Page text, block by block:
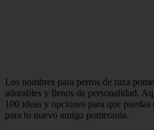
Los nombres para perros de raza
adorables y llenos de personalidad.
100 ideas y opciones para que
para tu nuevo amigo pomerania.